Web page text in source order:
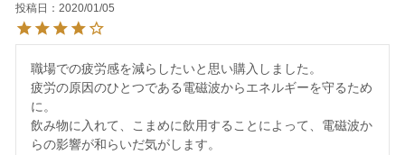
投稿日
2020/01/05
職場での疲労感を減らしたいと思い購入しました。
疲労の原因のひとつである電磁波からエネルギーを守るため
に。
飲み物に入れて、こまめに飲用することによって、電磁波か
らの影響が和らいだ気がします。